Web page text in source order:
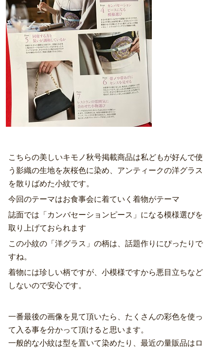
こちらの美しいキモノ秋号掲載商品は私どもが好んで使
う影織の生地を灰桜色に染め、アンティークの洋グラス
を散りばめた小紋です。
今回のテーマはお食事会に着ていく着物がテーマ
誌面では「カンバセーションピース」になる模様選びを
取り上げておられます
この小紋の「洋グラス」の柄は、話題作りにぴったりで
すね。
着物には珍しい柄ですが、小模様ですから悪目立ちなど
しないので安心です。
一番最後の画像を見て頂いたら、たくさんの彩色を使っ
て入る事を分かって頂けると思います。
一般的な小紋は型を置いて染めたり、最近の量販品はロ